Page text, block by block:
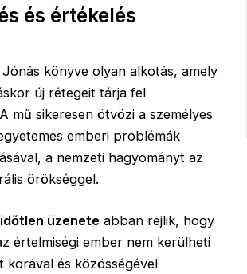
és értékelés
könyve olyan alkotás, amely
új rétegeit tárja fel
mű sikeresen ötvözi a személyes
emberi problémák
a nemzeti hagyományt az
örökséggel.
üzenete abban rejlik, hogy
értelmiségi ember nem kerülheti
korával és közösségével